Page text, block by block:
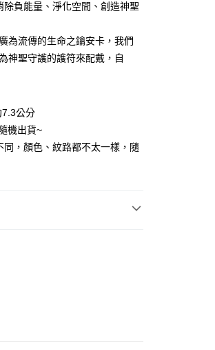
負能量、淨化空間、創造神聖
為流傳的生命之鑰安卡，我們
神聖守護的護符來配戴，自
7.3公分
機出貨~
，顏色、紋路都不太一樣，隨